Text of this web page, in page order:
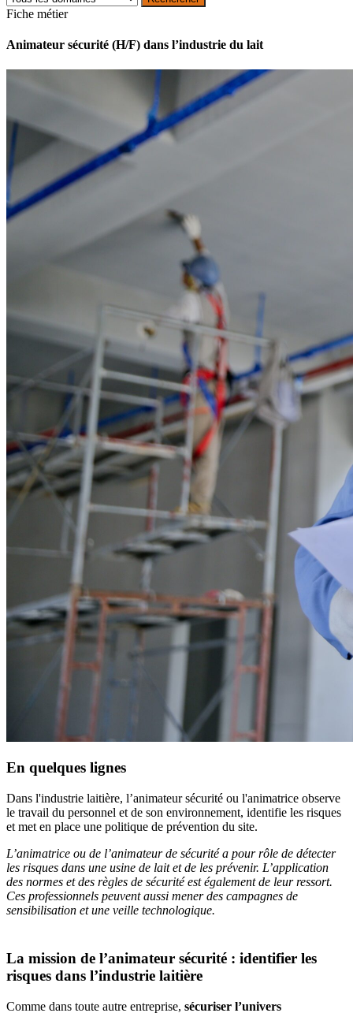
Fiche métier
Animateur sécurité (H/F) dans l’industrie du lait
En quelques lignes
Dans l'industrie laitière, l’animateur sécurité ou l'animatrice observe
le travail du personnel et de son environnement, identifie les risques
et met en place une politique de prévention du site.
L’animatrice ou de l’animateur de sécurité a pour rôle de détecter
les risques dans une usine de lait et de les prévenir. L’application
des normes et des règles de sécurité est également de leur ressort.
Ces professionnels peuvent aussi mener des campagnes de
sensibilisation et une veille technologique.
La mission de l’animateur sécurité : identifier les
risques dans l’industrie laitière
Comme dans toute autre entreprise, sécuriser l’univers